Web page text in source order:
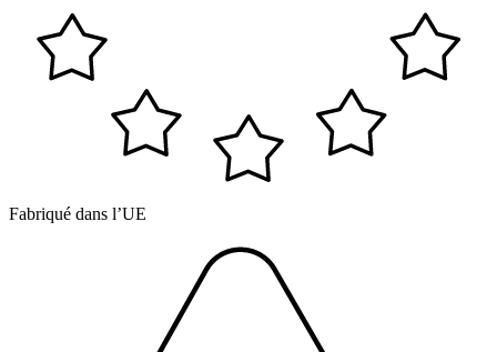
Fabriqué dans l’UE